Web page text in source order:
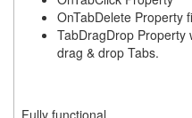
OnTabDelete Property
TabDragDrop Property
drag & drop Tabs.
Fully functional